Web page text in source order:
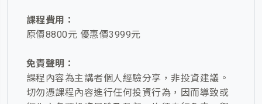
課程費用：
原價8800元 優惠價3999元
免責聲明：
課程內容為主講者個人經驗分享，非投資建議。
切勿憑課程內容進行任何投資行為，因而導致或